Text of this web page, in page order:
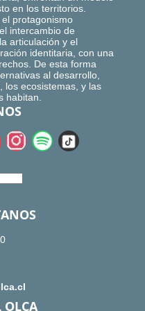
en los territorios.
protagonismo
intercambio de
articulación y el
identitaria, con una
De esta forma
al desarrollo,
los ecosistemas, y las
habitan.
OLCA